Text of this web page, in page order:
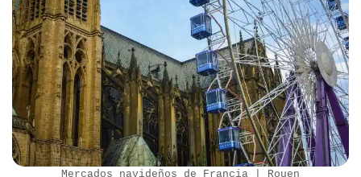
Mercados navideños de Francia | Rouen